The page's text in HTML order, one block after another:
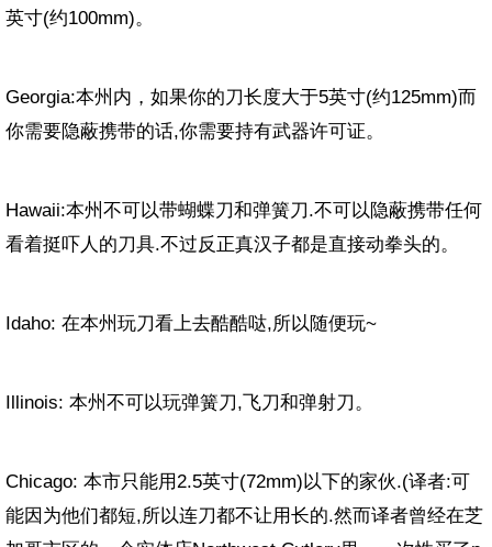
英寸(约100mm)。
Georgia:本州内，如果你的刀长度大于5英寸(约125mm)而
你需要隐蔽携带的话,你需要持有武器许可证。
Hawaii:本州不可以带蝴蝶刀和弹簧刀.不可以隐蔽携带任何
看着挺吓人的刀具.不过反正真汉子都是直接动拳头的。
Idaho: 在本州玩刀看上去酷酷哒,所以随便玩~
Illinois: 本州不可以玩弹簧刀,飞刀和弹射刀。
Chicago: 本市只能用2.5英寸(72mm)以下的家伙.(译者:可
能因为他们都短,所以连刀都不让用长的.然而译者曾经在芝